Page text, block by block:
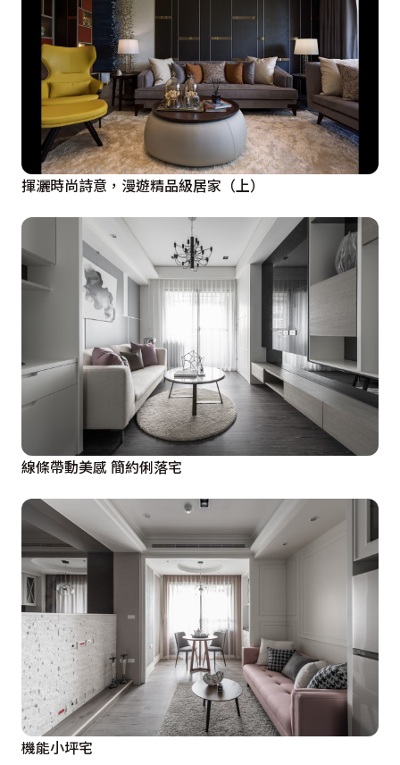
揮灑時尚詩意，漫遊精品級居家（上）
線條帶動美感 簡約俐落宅
機能小坪宅